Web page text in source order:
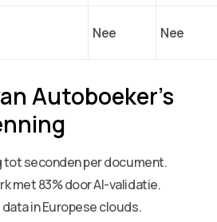
Nee Nee
Autoboeker’s
tot seconden per document.
met 83% door AI-validatie.
in Europese clouds.